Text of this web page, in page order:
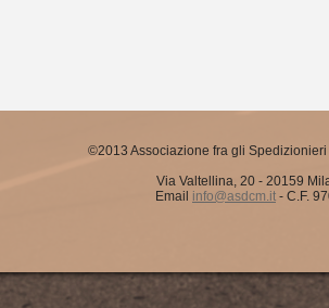
©2013 Associazione fra gli
Via Valtellina, 20 - 20159
Email info@asdcm.it - C.F.